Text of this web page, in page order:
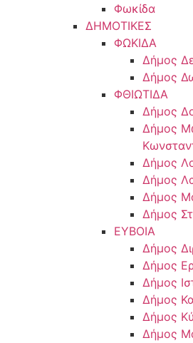
Φωκίδα
ΔΗΜΟΤΙΚΕΣ
ΦΩΚΙΔΑ
Δήμος
Δήμος
ΦΘΙΩΤΙΔΑ
Δήμος
Δήμος
Δήμος
Δήμος
Δήμος
Δήμος
ΕΥΒΟΙΑ
Δήμος
Δήμος
Δήμος
Δήμος
Δήμος
Δήμος